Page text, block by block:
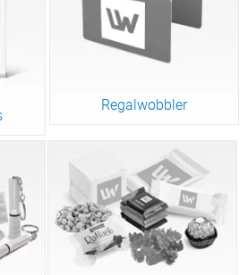
Regalwobbler